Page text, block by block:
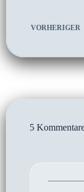
VORHERIGER
5